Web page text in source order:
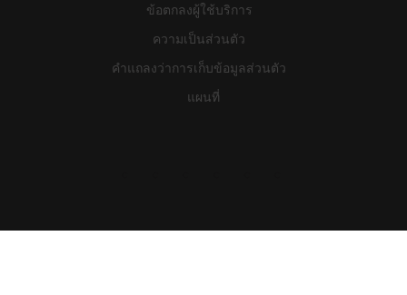
ข้อตกลงผู้ใช้บริการ
ความเป็นส่วนตัว
คำแถลงว่าการเก็บข้อมูลส่วนตัว
แผนที่